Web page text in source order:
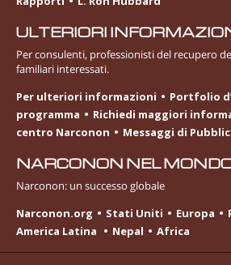
ULTERIORI
Per consulenti, professionisti del recupero
familiari interessati.
Per ulteriori informazioni
Portfolio
programma
Richiedi maggiori
centro Narconon
Messaggi di
NARCONON NEL
Narconon: un successo globale
Narconon.org
Stati Uniti Europa
America Latina
Nepal Africa